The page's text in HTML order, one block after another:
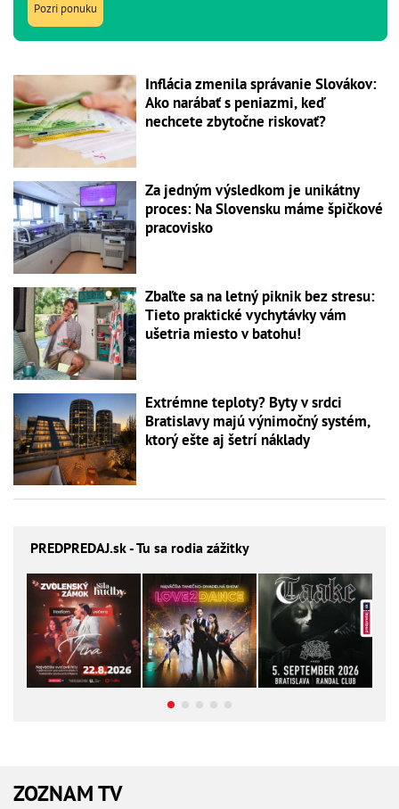
Pozri ponuku
Inflácia zmenila správanie Slovákov:
Ako narábať s peniazmi, keď
nechcete zbytočne riskovať?
Za jedným výsledkom je unikátny
proces: Na Slovensku máme špičkové
pracovisko
Zbaľte sa na letný piknik bez stresu:
Tieto praktické vychytávky vám
ušetria miesto v batohu!
Extrémne teploty? Byty v srdci
Bratislavy majú výnimočný systém,
ktorý ešte aj šetrí náklady
PREDPREDAJ.sk - Tu sa rodia zážitky
ZOZNAM TV